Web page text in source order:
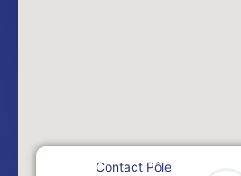
Contact Pôle